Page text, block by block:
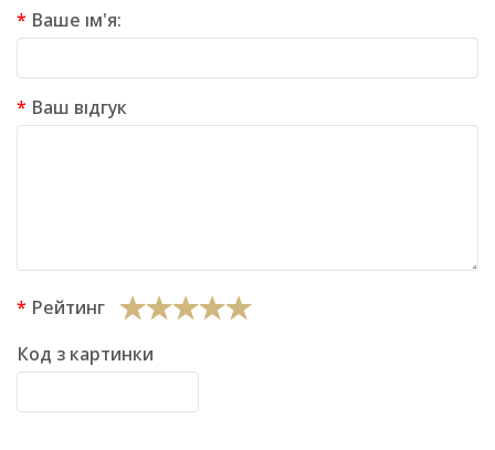
Ваше ім'я:
Ваш відгук
Рейтинг
Код з картинки